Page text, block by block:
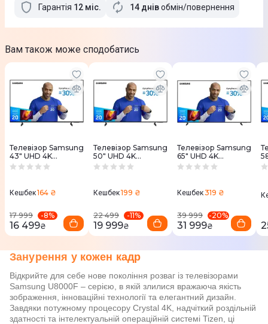
Гарантія 12 міс. 14 днівобмін/повернення
Вам також може сподобатись
Телевізор Samsung
43" UHD 4K
UE43U8000FUXUA
Кешбек164 ₴
17 999 -8%
16 499₴
Телевізор Samsung
50" UHD 4K
UE50U8000FUXUA
Кешбек199 ₴
22 499 -11%
19 999₴
Телевізор Samsung
65" UHD 4K
UE65U8000FUXUA
Кешбек319 ₴
39 999 -20%
31 999₴
Занурення у кожен кадр
Відкрийте для себе нове покоління розваг із телевізорами
Samsung U8000F – серією, в якій злилися вражаюча якість
зображення, інноваційні технології та елегантний дизайн.
Завдяки потужному процесору Crystal 4K, надчіткий роздільній
здатності та інтелектуальній операційній системі Tizen, ці